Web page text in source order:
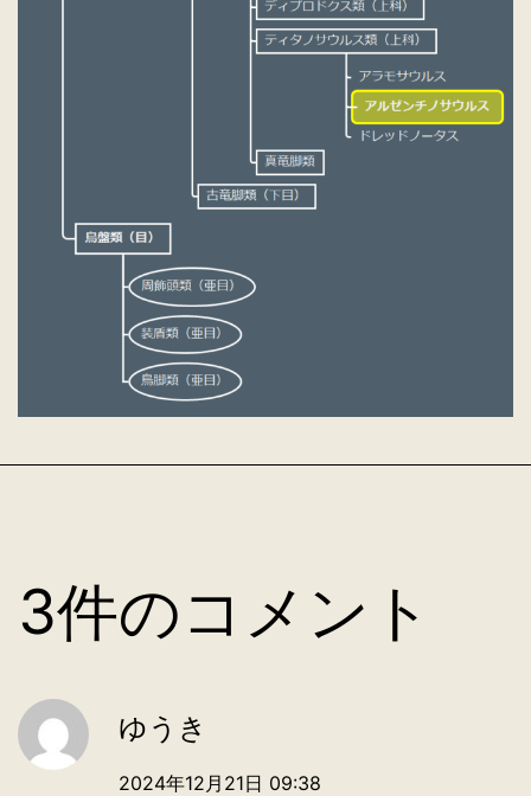
3件のコメント
ゆうき
2024年12月21日 09:38